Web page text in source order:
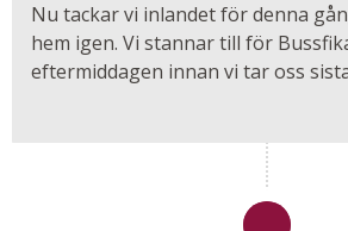
Nu tackar vi inlandet för denna
hem igen. Vi stannar till för
eftermiddagen innan vi tar oss